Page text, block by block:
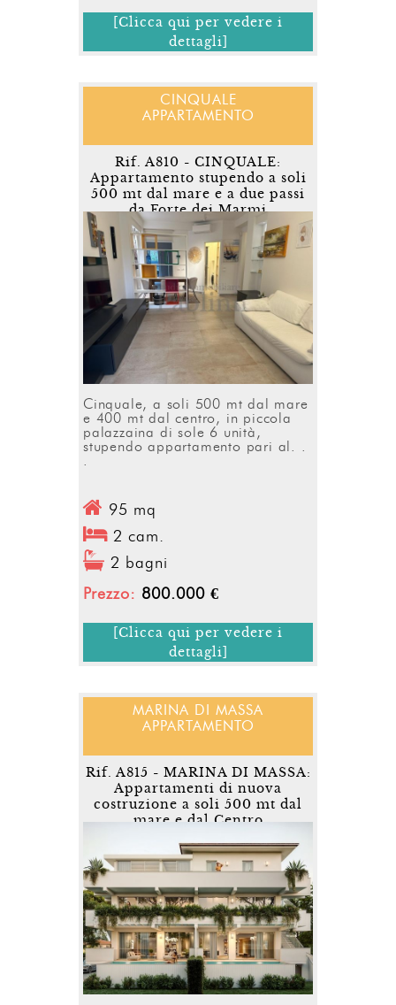
[Clicca qui per vedere i
dettagli]
CINQUALE
APPARTAMENTO
Rif. A810 - CINQUALE:
Appartamento stupendo a soli
500 mt dal mare e a due passi
da Forte dei Marmi
Cinquale, a soli 500 mt dal mare
e 400 mt dal centro, in piccola
palazzaina di sole 6 unità,
stupendo appartamento pari al. .
.
95 mq
2 cam.
2 bagni
Prezzo: 800.000 €
[Clicca qui per vedere i
dettagli]
MARINA DI MASSA
APPARTAMENTO
Rif. A815 - MARINA DI MASSA:
Appartamenti di nuova
costruzione a soli 500 mt dal
mare e dal Centro